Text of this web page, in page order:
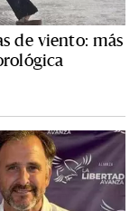
de viento: más